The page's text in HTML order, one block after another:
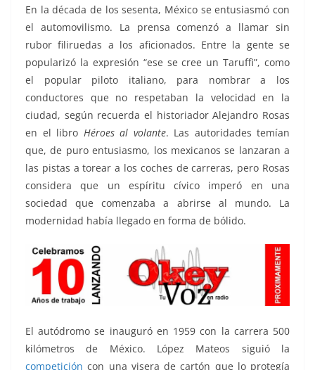
En la década de los sesenta, México se entusiasmó con
el automovilismo. La prensa comenzó a llamar sin
rubor filiruedas a los aficionados. Entre la gente se
popularizó la expresión “ese se cree un Taruffi”, como
el popular piloto italiano, para nombrar a los
conductores que no respetaban la velocidad en la
ciudad, según recuerda el historiador Alejandro Rosas
en el libro Héroes al volante. Las autoridades temían
que, de puro entusiasmo, los mexicanos se lanzaran a
las pistas a torear a los coches de carreras, pero Rosas
considera que un espíritu cívico imperó en una
sociedad que comenzaba a abrirse al mundo. La
modernidad había llegado en forma de bólido.
El autódromo se inauguró en 1959 con la carrera 500
kilómetros de México. López Mateos siguió la
competición con una visera de cartón que lo protegía